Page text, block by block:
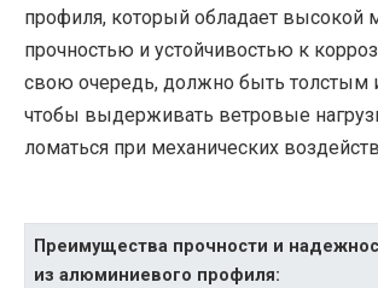
профиля, который обладает высокой
прочностью и устойчивостью к
свою очередь, должно быть толстым
чтобы выдерживать ветровые
ломаться при механических
Преимущества прочности и
из алюминиевого профиля: